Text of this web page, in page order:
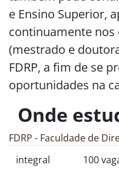
e Ensino Superior,
continuamente nos
(mestrado e
FDRP, a fim de se
oportunidades na
Onde
FDRP - Faculdade de
integral
100